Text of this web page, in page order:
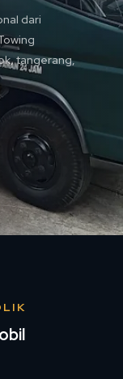
dari
tangerang,